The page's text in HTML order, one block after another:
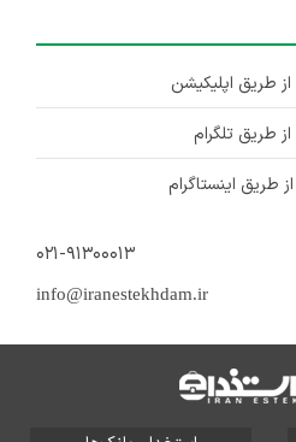
طریق اپلیکیشن
طریق تلگرام
طریق اینستاگرام
۰۲۱-۹۱۳۰۰۰۱۳
info@iranestekhdam.ir